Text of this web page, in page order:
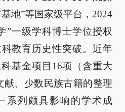
地”等国家级平台，2024
”一级学科博士学位授权
教育历史性突破。近年
基金项目16项（含重大
献、少数民族古籍的整理
系列颇具影响的学术成